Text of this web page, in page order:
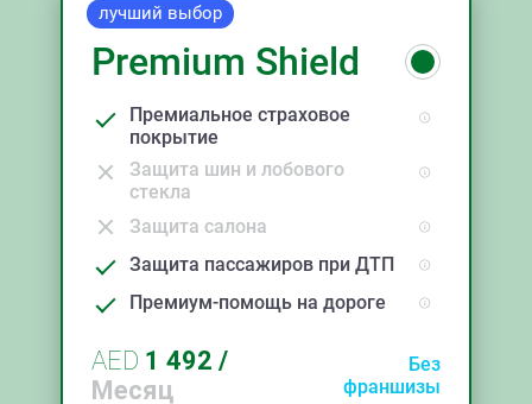
лучший выбор
Premium Shield
Премиальное страховое
покрытие
Защита шин и лобового
стекла
Защита салона
Защита пассажиров при ДТП
Премиум-помощь на дороге
AED 1 492 /
Месяц
Без
франшизы